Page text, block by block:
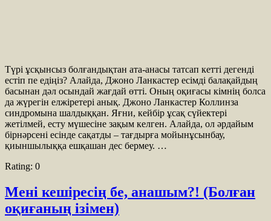
Түрі ұсқынсыз болғандықтан ата-анасы татсап кетті дегенді
естіп пе едіңіз? Алайда, Джоно Ланкастер есімді балақайдың
басынан дәл осындай жағдай өтті. Оның оқиғасы кімнің болса
да жүрегін елжіретері анық. Джоно Ланкастер Коллинза
синдромына шалдыққан. Яғни, кейбір ұсақ сүйектері
жетілмей, есту мүшесіне зақым келген. Алайда, ол әрдайым
бірнәрсені есінде сақатды – тағдырға мойынұсынбау,
қиыншылыққа ешқашан дес бермеу. …
Rating: 0
Мені кешіресің бе, анашым?! (Болған
оқиғаның ізімен)